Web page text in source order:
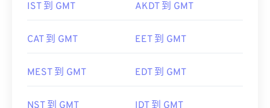
IST 到 GMT AKDT 到 GMT
CAT 到 GMT EET 到 GMT
MEST 到 GMT EDT 到 GMT
NST 到 GMT IDT 到 GMT